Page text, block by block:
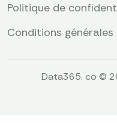
Politique de
Conditions
Data365. co ©